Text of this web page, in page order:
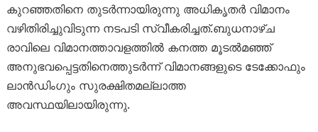
കുറഞ്ഞതിനെ തുടർന്നായിരുന്നു അധികൃതർ വിമാനം
വഴിതിരിച്ചുവിടുന്ന നടപടി സ്വീകരിച്ചത്.ബുധനാഴ്ച
രാവിലെ വിമാനത്താവളത്തിൽ കനത്ത മൂടൽമഞ്ഞ്
അനുഭവപ്പെട്ടതിനെത്തുടർന്ന് വിമാനങ്ങളുടെ ടേക്കോഫും
ലാൻഡിംഗും സുരക്ഷിതമല്ലാത്ത
അവസ്ഥയിലായിരുന്നു.